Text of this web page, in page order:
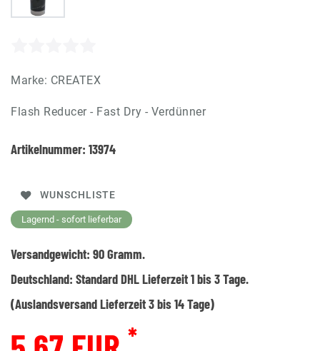
Marke: CREATEX
Flash Reducer - Fast Dry - Verdünner
Artikelnummer: 13974
WUNSCHLISTE
Lagernd - sofort lieferbar
Versandgewicht: 90Gramm.
Deutschland: Standard DHL Lieferzeit 1 bis 3 Tage.
(Auslandsversand Lieferzeit 3 bis 14 Tage)
*